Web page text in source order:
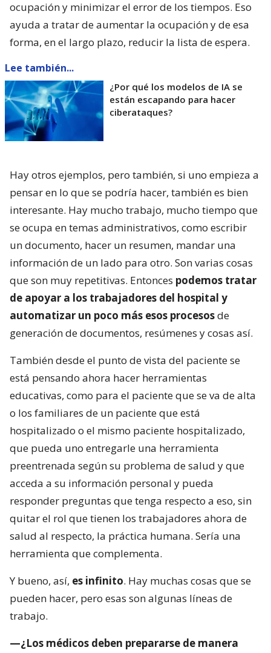
ocupación y minimizar el error de los tiempos. Eso
ayuda a tratar de aumentar la ocupación y de esa
forma, en el largo plazo, reducir la lista de espera.
Lee también...
¿Por qué los modelos de IA se
están escapando para hacer
ciberataques?
Hay otros ejemplos, pero también, si uno empieza a
pensar en lo que se podría hacer, también es bien
interesante. Hay mucho trabajo, mucho tiempo que
se ocupa en temas administrativos, como escribir
un documento, hacer un resumen, mandar una
información de un lado para otro. Son varias cosas
que son muy repetitivas. Entonces podemos tratar
de apoyar a los trabajadores del hospital y
automatizar un poco más esos procesosde
generación de documentos, resúmenes y cosas así.
También desde el punto de vista del paciente se
está pensando ahora hacer herramientas
educativas, como para el paciente que se va de alta
o los familiares de un paciente que está
hospitalizado o el mismo paciente hospitalizado,
que pueda uno entregarle una herramienta
preentrenada según su problema de salud y que
acceda a su información personal y pueda
responder preguntas que tenga respecto a eso, sin
quitar el rol que tienen los trabajadores ahora de
salud al respecto, la práctica humana. Sería una
herramienta que complementa.
Y bueno, así, es infinito. Hay muchas cosas que se
pueden hacer, pero esas son algunas líneas de
trabajo.
—¿Los médicos deben prepararse de manera